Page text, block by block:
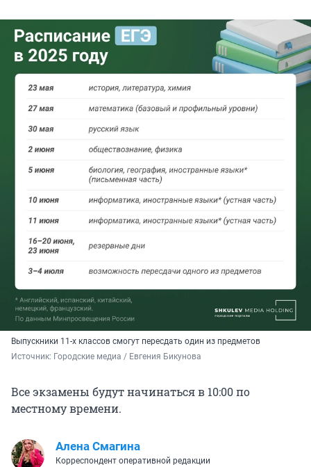
Выпускники 11-х классов смогут пересдать один из предметов
Источник: Городские медиа / Евгения Бикунова
Все экзамены будут начинаться в 10:00 по
местному времени.
Алена Смагина
Корреспондент оперативной редакции